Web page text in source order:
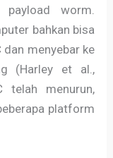
payload worm.
bahkan bisa
menyebar ke
(Harley et al.,
telah menurun,
platform